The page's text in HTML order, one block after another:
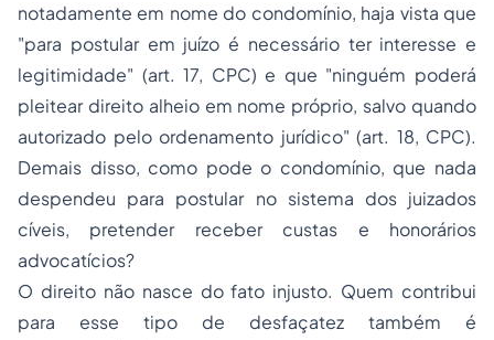
notadamente em nome do condomínio, haja vista que
"para postular em juízo é necessário ter interesse e
legitimidade" (art. 17, CPC) e que "ninguém poderá
pleitear direito alheio em nome próprio, salvo quando
autorizado pelo ordenamento jurídico" (art. 18, CPC).
Demais disso, como pode o condomínio, que nada
despendeu para postular no sistema dos juizados
cíveis, pretender receber custas e honorários
advocatícios?
O direito não nasce do fato injusto. Quem contribui
para esse tipo de desfaçatez também é